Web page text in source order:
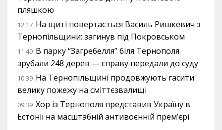
пляшкою
12:17 На щиті повертається Василь Ришкевич з
Тернопільщини: загинув під Покровськом
11:49 В парку “Загребелля” біля Тернополя
зрубали 248 дерев — справу передали до суду
10:39 На Тернопільщині продовжують гасити
велику пожежу на сміттєзвалищі
09:39 Хор із Тернополя представив Україну в
Естонії на масштабній антивоєнній прем’єрі